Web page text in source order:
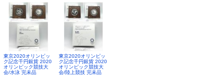
東京2020オリンピッ
ク記念千円銀貨 2020
オリンピック競技大
会/水泳 完未品
東京2020オリンピッ
ク記念千円銀貨 2020
オリンピック競技大
会/陸上競技 完未品